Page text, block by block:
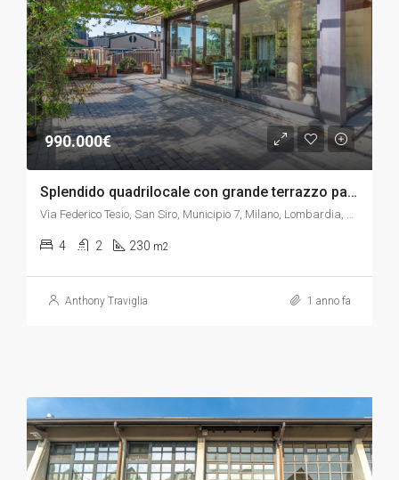
990.000€
Splendido quadrilocale con grande terrazzo panoramico
Via Federico Tesio, San Siro, Municipio 7, Milano, Lombardia, 20151, Italia
4 2 230 m2
Anthony Traviglia 1 anno fa